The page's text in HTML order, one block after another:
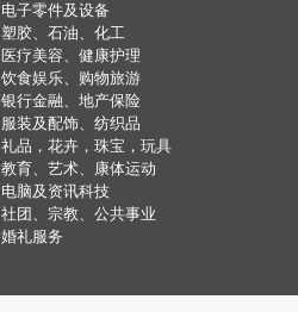
电子零件及设备
塑胶、石油、化工
医疗美容、健康护理
饮食娱乐、购物旅游
银行金融、地产保险
服装及配饰、纺织品
礼品，花卉，珠宝，玩具
教育、艺术、康体运动
电脑及资讯科技
社团、宗教、公共事业
婚礼服务